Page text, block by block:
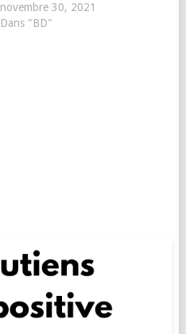
novembre 30, 2021
Dans "BD"